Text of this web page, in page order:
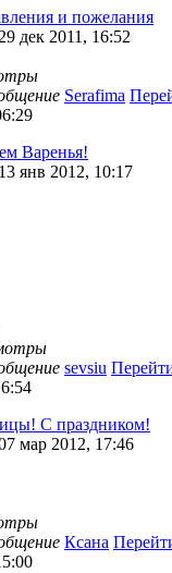
и пожелания
дек 2011, 16:52
Serafima
Варенья!
янв 2012, 10:17
sevsiu
С праздником!
мар 2012, 17:46
Ксана